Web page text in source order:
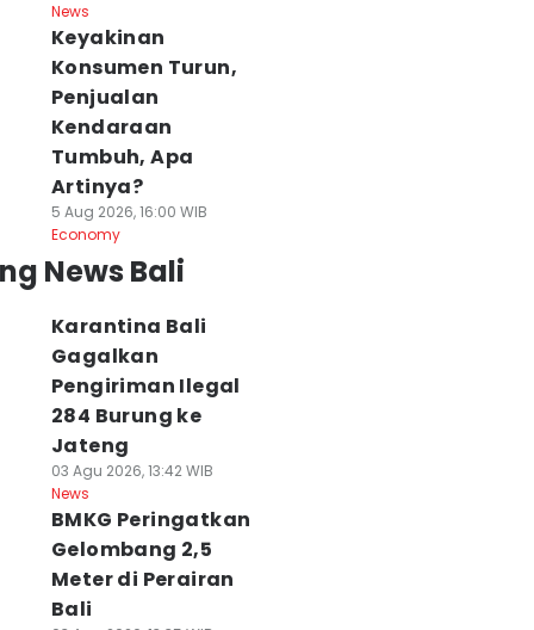
News
Keyakinan
Konsumen Turun,
Penjualan
Kendaraan
Tumbuh, Apa
Artinya?
5 Aug 2026, 16:00 WIB
Economy
News Bali
Karantina Bali
Gagalkan
Pengiriman Ilegal
284 Burung ke
Jateng
03 Agu 2026, 13:42 WIB
News
BMKG Peringatkan
Gelombang 2,5
Meter di Perairan
Bali